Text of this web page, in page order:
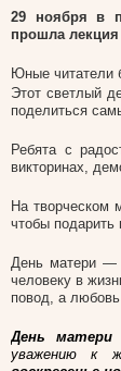
29 ноября в
прошла
Юные читатели
Этот светлый
поделиться
Ребята с
викторинах,
На творческом
чтобы
День матери —
человеку в
повод, а
День матери
уважению к